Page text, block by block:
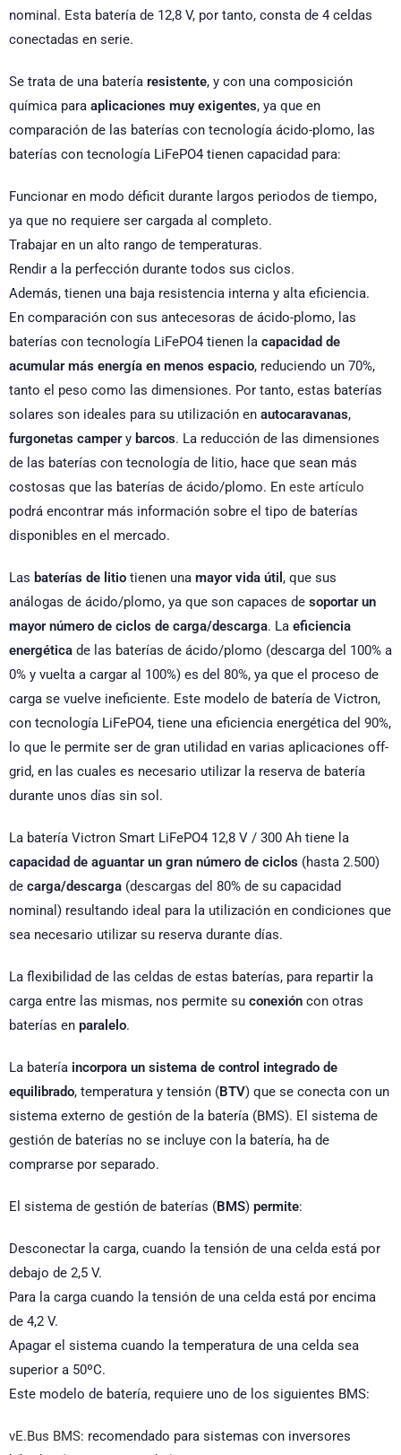
nominal. Esta batería de 12,8 V, por tanto, consta de 4 celdas
conectadas en serie.
Se trata de una batería resistente, y con una composición
química para aplicaciones muy exigentes, ya que en
comparación de las baterías con tecnología ácido-plomo, las
baterías con tecnología LiFePO4 tienen capacidad para:
Funcionar en modo déficit durante largos periodos de tiempo,
ya que no requiere ser cargada al completo.
Trabajar en un alto rango de temperaturas.
Rendir a la perfección durante todos sus ciclos.
Además, tienen una baja resistencia interna y alta eficiencia.
En comparación con sus antecesoras de ácido-plomo, las
baterías con tecnología LiFePO4 tienen la capacidad de
acumular más energía en menos espacio, reduciendo un 70%,
tanto el peso como las dimensiones. Por tanto, estas baterías
solares son ideales para su utilización en autocaravanas,
furgonetas campery barcos. La reducción de las dimensiones
de las baterías con tecnología de litio, hace que sean más
costosas que las baterías de ácido/plomo. En este artículo
podrá encontrar más información sobre el tipo de baterías
disponibles en el mercado.
Las baterías de litio tienen una mayor vida útil , que sus
análogas de ácido/plomo, ya que son capaces de soportar un
mayor número de ciclos de carga/descarga. La eficiencia
energética de las baterías de ácido/plomo (descarga del 100% a
0% y vuelta a cargar al 100%) es del 80%, ya que el proceso de
carga se vuelve ineficiente. Este modelo de batería de Victron,
con tecnología LiFePO4, tiene una eficiencia energética del 90%,
lo que le permite ser de gran utilidad en varias aplicaciones off-
grid, en las cuales es necesario utilizar la reserva de batería
durante unos días sin sol.
La batería Victron Smart LiFePO4 12,8 V / 300 Ah tiene la
capacidad de aguantar un gran número de ciclos (hasta 2.500)
de carga/descarga (descargas del 80% de su capacidad
nominal) resultando ideal para la utilización en condiciones que
sea necesario utilizar su reserva durante días.
La flexibilidad de las celdas de estas baterías, para repartir la
carga entre las mismas, nos permite su conexión con otras
baterías en paralelo.
La batería incorpora un sistema de control integrado de
equilibrado, temperatura y tensión (BTV) que se conecta con un
sistema externo de gestión de la batería (BMS). El sistema de
gestión de baterías no se incluye con la batería, ha de
comprarse por separado.
El sistema de gestión de baterías (BMS) permite:
Desconectar la carga, cuando la tensión de una celda está por
debajo de 2,5 V.
Para la carga cuando la tensión de una celda está por encima
de 4,2 V.
Apagar el sistema cuando la temperatura de una celda sea
superior a 50ºC.
Este modelo de batería, requiere uno de los siguientes BMS:
vE.Bus BMS: recomendado para sistemas con inversores